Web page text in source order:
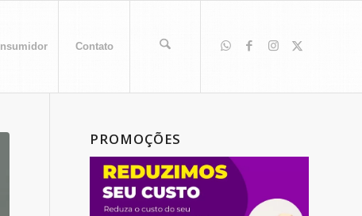
Contato
PROMOÇÕES